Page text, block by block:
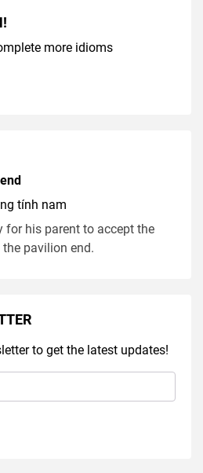
more idioms
tính nam
for his parent to accept the
pavilion end.
to get the latest updates!